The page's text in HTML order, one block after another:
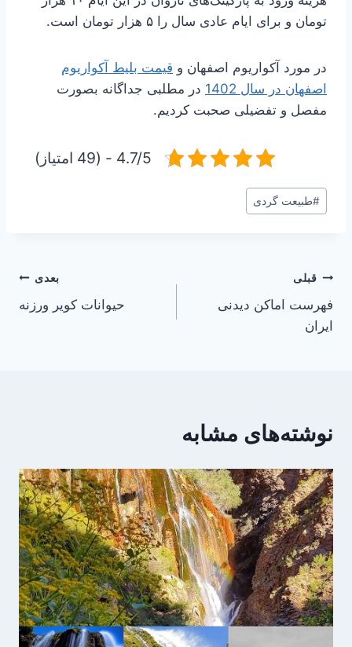
تومان و برای ایام عادی سال را ۵ هزار تومان است.
در مورد آکواریوم اصفهان و قیمت بلیط آکواریوم
اصفهان در سال 1402
در مطلبی جداگانه بصورت
مفصل و تفضیلی صحبت کردیم.
4.7/5 - (49 امتیاز)
برچسب‌های
نوشته:
#طبیعت گردی
راهبری
نوشته
قبلی
فهرست اماکن دیدنی
ایران
بعدی
حیوانات کویر ورزنه
نوشته‌های مشابه